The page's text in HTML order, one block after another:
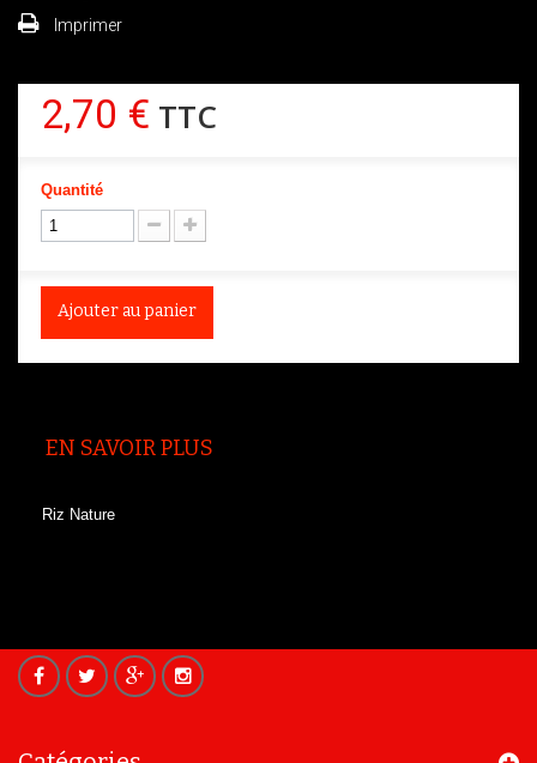
Imprimer
2,70 € TTC
Quantité
Ajouter au panier
EN SAVOIR PLUS
Riz Nature